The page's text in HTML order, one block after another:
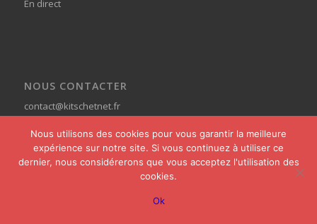
En direct
NOUS CONTACTER
contact@kitschetnet.fr
powered by Enfold WordPress Theme
Nous utilisons des cookies pour vous garantir la meilleure
expérience sur notre site. Si vous continuez à utiliser ce
dernier, nous considérerons que vous acceptez l'utilisation des
cookies.
Ok